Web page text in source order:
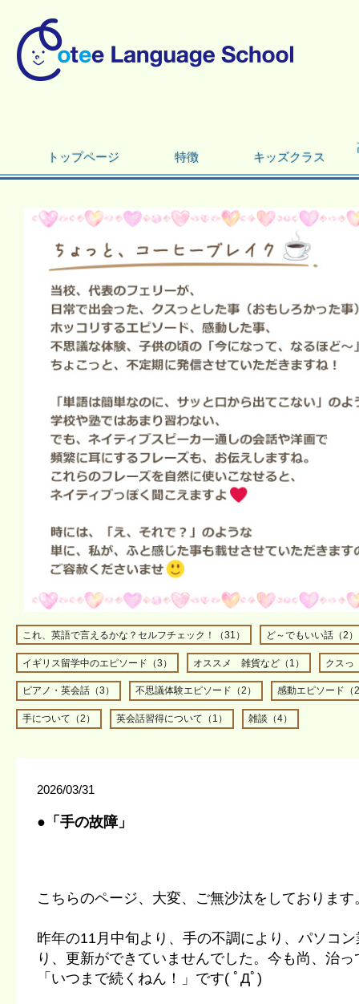
トップページ 特徴 キッズクラス
これ、英語で言えるかな？セルフチェック！（31） ど～でもいい話（2）
イギリス留学中のエピソード（3） オススメ 雑貨など（1） クスっ
ピアノ・英会話（3） 不思議体験エピソード（2） 感動エピソード（
手について（2） 英会話習得について（1） 雑談（4）
2026/03/31
●「手の故障」
こちらのページ、大変、ご無沙汰をしております
昨年の11月中旬より、手の不調により、パソコ
り、更新ができていませんでした。今も尚、治
「いつまで続くねん！」です( ﾟДﾟ)